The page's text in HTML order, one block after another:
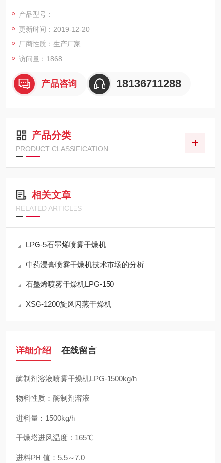
进料量：1500kg/h
干燥塔进风温度：165℃
出料：
产品型号：
更新时间：2019-12-20
厂商性质：生产厂家
访问量：1868
产品咨询 18136711288
产品分类
PRODUCT CLASSIFICATION
相关文章
RELATED ARTICLES
LPG-5石墨烯喷雾干燥机
中药浸膏喷雾干燥机技术市场的分析
石墨烯喷雾干燥机LPG-150
XSG-1200旋风闪蒸干燥机
详细介绍 在线留言
酶制剂溶液喷雾干燥机LPG-1500kg/h
物料性质：酶制剂溶液
进料量：1500kg/h
干燥塔进风温度：165℃
进料PH 值：5.5～7.0